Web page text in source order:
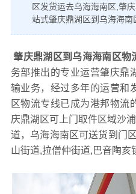
区发货运去乌海海南区,肇
站式肇庆鼎湖区到乌海海南
肇庆鼎湖区到乌海海南区物
务部推出的专业运营肇庆鼎
输业务，经过多年的运营和
区物流专线已成为港邦物流
庆鼎湖区可上门取件区域沙
道，乌海海南区可送货到门
山街道,拉僧仲街道,巴音陶亥